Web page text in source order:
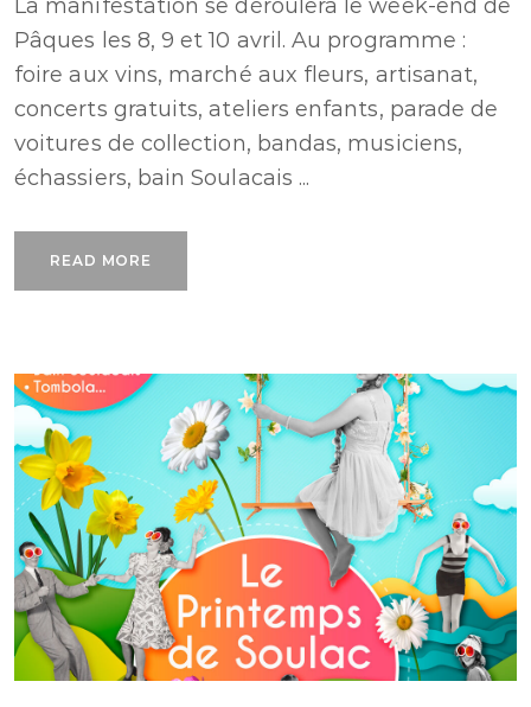
La manifestation se déroulera le week-end de
Pâques les 8, 9 et 10 avril. Au programme :
foire aux vins, marché aux fleurs, artisanat,
concerts gratuits, ateliers enfants, parade de
voitures de collection, bandas, musiciens,
échassiers, bain Soulacais ...
READ MORE